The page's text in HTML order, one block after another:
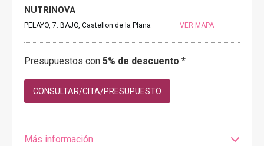
NUTRINOVA
PELAYO, 7. BAJO, Castellon de la Plana VER MAPA
Presupuestos con 5% de descuento *
CONSULTAR/CITA/PRESUPUESTO
Más información